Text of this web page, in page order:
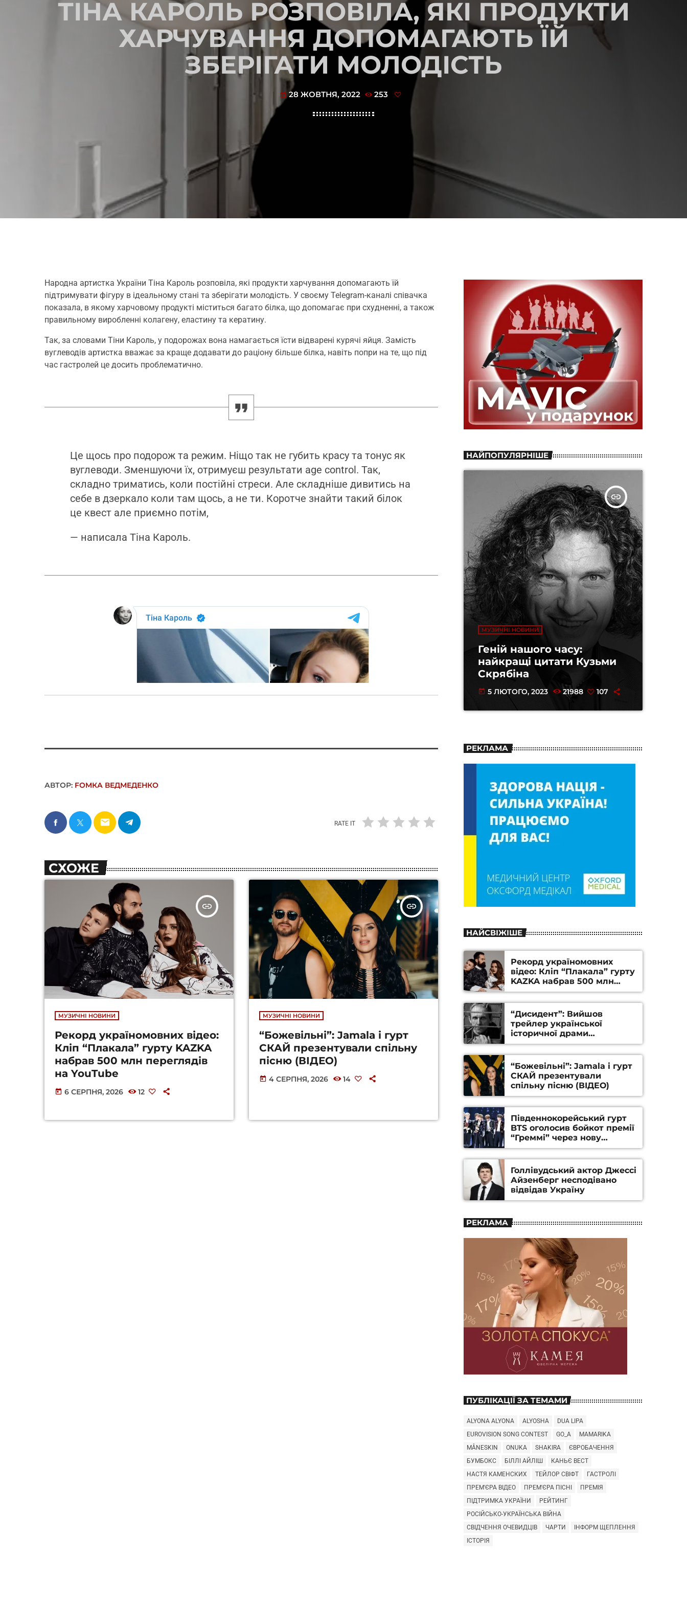
ТІНА КАРОЛЬ РОЗПОВІЛА, ЯКІ ПРОДУКТИ
ХАРЧУВАННЯ ДОПОМАГАЮТЬ ЇЙ
ЗБЕРІГАТИ МОЛОДІСТЬ
today 28 ЖОВТНЯ, 2022 253
Народна артистка України Тіна Кароль розповіла, які продукти харчування допомагають їй
підтримувати фігуру в ідеальному стані та зберігати молодість. У своєму Telegram-каналі співачка
показала, в якому харчовому продукті міститься багато білка, що допомагає при схудненні, а також
правильному виробленні колагену, еластину та кератину.
Так, за словами Тіни Кароль, у подорожах вона намагається їсти відварені курячі яйця. Замість
вуглеводів артистка вважає за краще додавати до раціону більше білка, навіть попри на те, що під
час гастролей це досить проблематично.
Це щось про подорож та режим. Ніщо так не губить красу та тонус як
вуглеводи. Зменшуючи їх, отримуєш результати age control. Так,
складно триматись, коли постійні стреси. Але складніше дивитись на
себе в дзеркало коли там щось, а не ти. Коротче знайти такий білок
це квест але приємно потім,
— написала Тіна Кароль.
АВТОР: FОMКА ВЕДМЕДЕНКО
email RATE IT
СХОЖЕ
insert_link
МУЗИЧНІ НОВИНИ
Рекорд україномовних відео:
Кліп “Плакала” гурту KAZKA
набрав 500 млн переглядів
на YouTube
today 6 СЕРПНЯ, 2026 12
insert_link
МУЗИЧНІ НОВИНИ
“Божевільні”: Jamala і гурт
СКАЙ презентували спільну
пісню (ВІДЕО)
today 4 СЕРПНЯ, 2026 14
НАЙПОПУЛЯРНІШЕ
insert_link
МУЗИЧНІ НОВИНИ
Геній нашого часу:
найкращі цитати Кузьми
Скрябіна
today 5 ЛЮТОГО, 2023 21988 107
РЕКЛАМА
НАЙСВІЖІШЕ
Рекорд україномовних
відео: Кліп “Плакала” гурту
KAZKA набрав 500 млн
переглядів на YouTube
“Дисидент”: Вийшов
трейлер української
історичної драми
Станіслава Гуренка та
Андрія Алфьорова (ВІДЕО)
“Божевільні”: Jamala і гурт
СКАЙ презентували
спільну пісню (ВІДЕО)
Південнокорейський гурт
BTS оголосив бойкот премії
“Греммі” через нову
номінацію
Голлівудський актор Джессі
Айзенберг несподівано
відвідав Україну
РЕКЛАМА
ПУБЛІКАЦІЇ ЗА ТЕМАМИ
ALYONA ALYONA ALYOSHA
DUA LIPA
EUROVISION SONG CONTEST
GO_A
MAMARIKA
MÅNESKIN
ONUKA SHAKIRA
ЄВРОБАЧЕННЯ
БУМБОКС
БІЛЛІ АЙЛІШ
КАНЬЄ ВЕСТ
НАСТЯ КАМЕНСКИХ
ТЕЙЛОР СВІФТ
ГАСТРОЛІ
ПРЕМ'ЄРА ВІДЕО
ПРЕМ'ЄРА ПІСНІ
ПРЕМІЯ
ПІДТРИМКА УКРАЇНИ
РЕЙТИНГ
РОСІЙСЬКО-УКРАЇНСЬКА ВІЙНА
СВІДЧЕННЯ ОЧЕВИДЦІВ
ЧАРТИ
ІНФОРМ ЩЕПЛЕННЯ
ІСТОРІЯ